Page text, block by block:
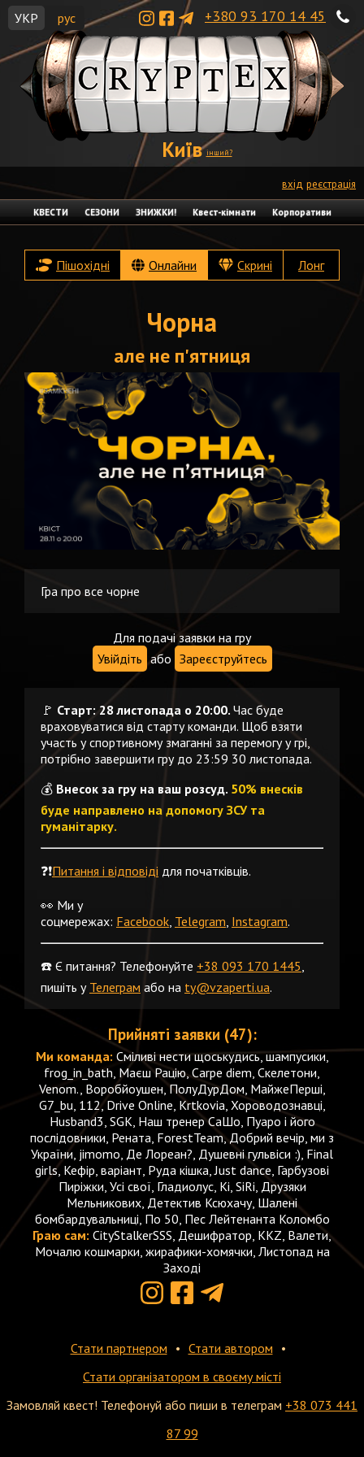
+380 93 170 14 45
Київ інший?
вхід реєстрація
КВЕСТИ СЕЗОНИ ЗНИЖКИ! Квест-кімнати Корпоративи
УКР рус
Пішохідні Онлайни Скрині Лонг
Чорна
але не п'ятниця
Гра про все чорне
Для подачі заявки на гру
Увійдіть або Зареєструйтесь
🚩 Старт: 28 листопада о 20:00. Час буде
враховуватися від старту команди. Щоб взяти
участь у спортивному змаганні за перемогу у грі,
потрібно завершити гру до 23:59 30 листопада.
💰 Внесок за гру на ваш розсуд. 50% внесків
буде направлено на допомогу ЗСУ та
гуманітарку.
❓❗️Питання і відповіді для початківців.
👀 Ми у
соцмережах: Facebook, Telegram, Instagram.
☎️ Є питання? Телефонуйте +38 093 170 1445,
пишіть у Телеграм або на ty@vzaperti.ua.
Прийняті заявки (47):
Ми команда: Сміливі нести щоськудись, шампусики,
frog_in_bath, Маєш Рацію, Carpe diem, Скелетони,
Venom., Воробйоушен, ПолуДурДом, МайжеПерші,
G7_bu, 112, Drive Online, Krtkovia, Хороводознавці,
Husband3, SGK, Наш тренер СаШо, Пуаро і його
послідовники, Рената, ForestTeam, Добрий вечір, ми з
України, jimomo, Де Лореан?, Душевні гульвіси :), Final
girls, Кефір, варіант, Руда кішка, Just dance, Гарбузові
Пиріжки, Усі свої, Гладиолус, Кі, SiRi, Друзяки
Мельникових, Детектив Ксюхачу, Шалені
бомбардувальниці, По 50, Пес Лейтенанта Коломбо
Граю сам: CityStalkerSSS, Дешифратор, KKZ, Валети,
Мочалю кошмарки, жирафики-хомячки, Листопад на
Заході
Стати партнером
Стати автором
Стати організатором в своєму місті
Замовляй квест! Телефонуй або пиши в телеграм +38 073 441
87 99